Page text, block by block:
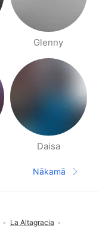
Glenny
Daisa
Nākamā
Nākamā
La Altagracia